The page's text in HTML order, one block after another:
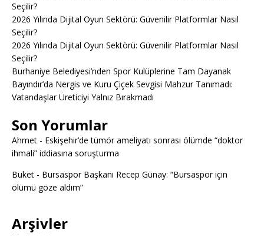
Seçilir?
2026 Yılında Dijital Oyun Sektörü: Güvenilir Platformlar Nasıl
Seçilir?
2026 Yılında Dijital Oyun Sektörü: Güvenilir Platformlar Nasıl
Seçilir?
Burhaniye Belediyesi’nden Spor Kulüplerine Tam Dayanak
Bayındır’da Nergis ve Kuru Çiçek Sevgisi Mahzur Tanımadı:
Vatandaşlar Üreticiyi Yalnız Bırakmadı
Son Yorumlar
Ahmet - Eskişehir’de tümör ameliyatı sonrası ölümde “doktor
ihmali” iddiasına soruşturma
Buket - Bursaspor Başkanı Recep Günay: “Bursaspor için
ölümü göze aldım”
Arşivler